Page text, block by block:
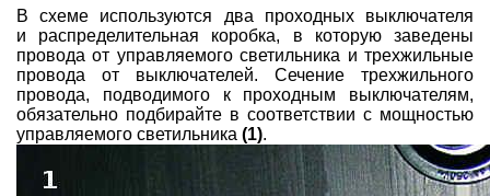
В схеме используются два проходных выключателя
и распределительная коробка, в которую заведены
провода от управляемого светильника и трехжильные
провода от выключателей. Сечение трехжильного
провода, подводимого к проходным выключателям,
обязательно подбирайте в соответствии с мощностью
управляемого светильника (1).